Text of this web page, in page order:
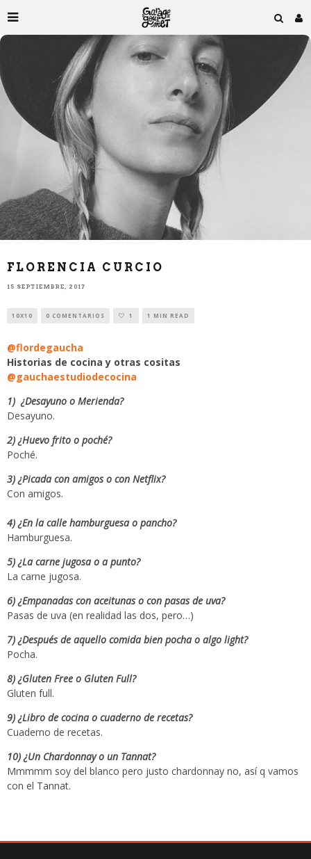
FLORENCIA CURCIO
15 SEPTIEMBRE, 2017
10X10 0 COMENTARIOS 1 1 MIN READ
@flordegaucha
Historias de cocina y otras cositas
@gauchaestudiodecocina
1) ¿Desayuno o Merienda?
Desayuno.
2) ¿Huevo frito o poché?
Poché.
3) ¿Picada con amigos o con Netflix?
Con amigos.
4) ¿En la calle hamburguesa o pancho?
Hamburguesa.
5) ¿La carne jugosa o a punto?
La carne jugosa.
6) ¿Empanadas con aceitunas o con pasas de uva?
Pasas de uva (en realidad las dos, pero…)
7) ¿Después de aquello comida bien pocha o algo light?
Pocha.
8) ¿Gluten Free o Gluten Full?
Gluten full.
9) ¿Libro de cocina o cuaderno de recetas?
Cuaderno de recetas.
10) ¿Un Chardonnay o un Tannat?
Mmmmm soy del blanco pero justo chardonnay no, así q vamos
con el Tannat.